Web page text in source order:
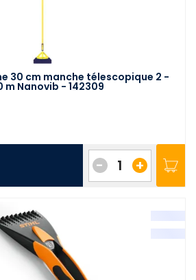
30 cm manche télescopique 2 -
m Nanovib - 142309
+
-